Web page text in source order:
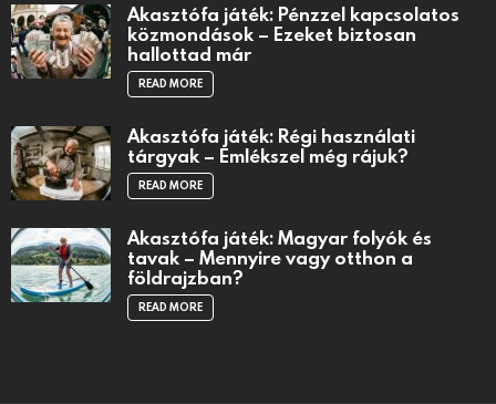
Akasztófa játék: Pénzzel kapcsolatos
közmondások – Ezeket biztosan
hallottad már
READ MORE
Akasztófa játék: Régi használati
tárgyak – Emlékszel még rájuk?
READ MORE
Akasztófa játék: Magyar folyók és
tavak – Mennyire vagy otthon a
földrajzban?
READ MORE